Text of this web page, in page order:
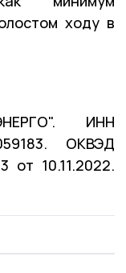
ходу в
ИНН
ОКВЭД
от 10.11.2022.